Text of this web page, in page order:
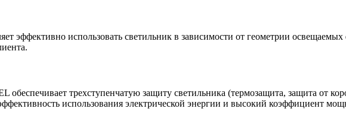
эффективно использовать светильник в зависимости от геометрии
обеспечивает трехступенчатую защиту светильника (термозащита, защита от
использования электрической энергии и высокий коэффициент